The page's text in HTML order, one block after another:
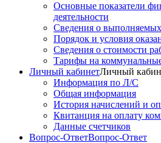
Основные показатели
деятельности
Сведения о
Порядок и условия
Сведения о стоимости
Тарифы на
Личный кабинетЛичный
Информация по Л/С
Общая информация
История начислений и
Квитанция на оплату
Данные счетчиков
Вопрос-ОтветВопрос-Ответ